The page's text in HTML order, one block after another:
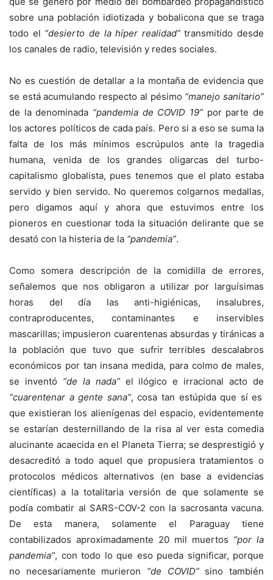
sobre una población idiotizada y bobalicona que se traga
todo el “desierto de la híper realidad”transmitido desde
los canales de radio, televisión y redes sociales.
No es cuestión de detallar a la montaña de evidencia que
se está acumulando respecto al pésimo “manejo sanitario”
de la denominada “pandemia de COVID 19” por parte de
los actores políticos de cada país. Pero si a eso se suma la
falta de los más mínimos escrúpulos ante la tragedia
humana, venida de los grandes oligarcas del turbo-
capitalismo globalista, pues tenemos que el plato estaba
servido y bien servido. No queremos colgarnos medallas,
pero digamos aquí y ahora que estuvimos entre los
pioneros en cuestionar toda la situación delirante que se
desató con la histeria de la “pandemia”.
Como somera descripción de la comidilla de errores,
señalemos que nos obligaron a utilizar por larguísimas
horas del día las anti-higiénicas, insalubres,
contraproducentes, contaminantes e inservibles
mascarillas; impusieron cuarentenas absurdas y tiránicas a
la población que tuvo que sufrir terribles descalabros
económicos por tan insana medida, para colmo de males,
se inventó “de la nada”el ilógico e irracional acto de
“cuarentenar a gente sana”, cosa tan estúpida que sí es
que existieran los alienígenas del espacio, evidentemente
se estarían desternillando de la risa al ver esta comedia
alucinante acaecida en el Planeta Tierra; se desprestigió y
desacreditó a todo aquel que propusiera tratamientos o
protocolos médicos alternativos (en base a evidencias
científicas) a la totalitaria versión de que solamente se
podía combatir al SARS-COV-2 con la sacrosanta vacuna.
De esta manera, solamente el Paraguay tiene
contabilizados aproximadamente 20 mil muertos “por la
pandemia”, con todo lo que eso pueda significar, porque
no necesariamente murieron “de COVID”sino también